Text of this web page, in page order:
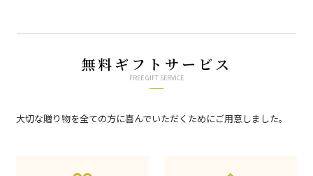
無料ギフトサービス
FREE GIFT SERVICE
大切な贈り物を全ての方に喜んでいただくためにご用意しました。